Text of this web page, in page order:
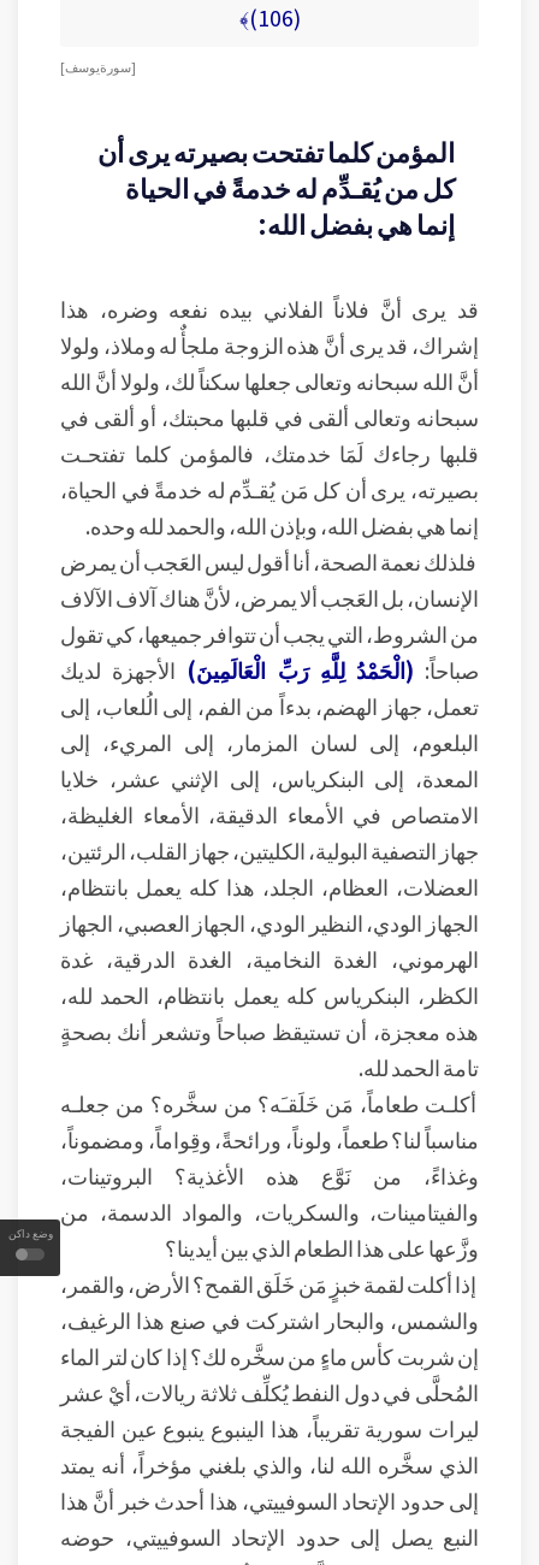
وضع داكن
(106)﴾
[ سورة يوسف ]
المؤمن كلما تفتحت بصيرته يرى أن
كل من يُقـدِّم له خدمةً في الحياة
إنما هي بفضل الله:
قد يرى أنَّ فلاناً الفلاني بيده نفعه وضره، هذا
إشراك، قد يرى أنَّ هذه الزوجة ملجأٌ له وملاذ، ولولا
أنَّ الله سبحانه وتعالى جعلها سكناً لك، ولولا أنَّ الله
سبحانه وتعالى ألقى في قلبها محبتك، أو ألقى في
قلبها رجاءك لَمَا خدمتك، فالمؤمن كلما تفتحـت
بصيرته، يرى أن كل مَن يُقـدِّم له خدمةً في الحياة،
إنما هي بفضل الله، وبإذن الله، والحمد لله وحده.
فلذلك نعمة الصحة، أنا أقول ليس العَجب أن يمرض
الإنسان، بل العَجب ألا يمرض، لأنَّ هناك آلاف الآلاف
من الشروط، التي يجب أن تتوافر جميعها، كي تقول
صباحاً: (الْحَمْدُ لِلَّهِ رَبِّ الْعَالَمِينَ) الأجهزة لديك
تعمل، جهاز الهضم، بدءاً من الفم، إلى الُلعاب، إلى
البلعوم، إلى لسان المزمار، إلى المريء، إلى
المعدة، إلى البنكرياس، إلى الإثني عشر، خلايا
الامتصاص في الأمعاء الدقيقة، الأمعاء الغليظة،
جهاز التصفية البولية، الكليتين، جهاز القلب، الرئتين،
العضلات، العظام، الجلد، هذا كله يعمل بانتظام،
الجهاز الودي، النظير الودي، الجهاز العصبي، الجهاز
الهرموني، الغدة النخامية، الغدة الدرقية، غدة
الكظر، البنكرياس كله يعمل بانتظام، الحمد لله،
هذه معجزة، أن تستيقظ صباحاً وتشعر أنك بصحةٍ
تامة الحمد لله.
أكلـت طعاماً، مَن خَلَقـَه؟ من سخَّره؟ من جعلـه
مناسباً لنا؟ طعماً، ولوناً، ورائحةً، وقِواماً، ومضموناً،
وغذاءً، من نَوَّع هذه الأغذية؟ البروتينات،
والفيتامينات، والسكريات، والمواد الدسمة، من
وزَّعها على هذا الطعام الذي بين أيدينا؟
إذا أكلت لقمة خبزٍ مَن خَلَق القمح؟ الأرض، والقمر،
والشمس، والبحار اشتركت في صنع هذا الرغيف،
إن شربت كأس ماءٍ من سخَّره لك؟ إذا كان لتر الماء
المُحلَّى في دول النفط يُكلِّف ثلاثة ريالات، أيْ عشر
ليرات سورية تقريباً، هذا الينبوع ينبوع عين الفيجة
الذي سخَّره الله لنا، والذي بلغني مؤخراً، أنه يمتد
إلى حدود الإتحاد السوفييتي، هذا أحدث خبر أنَّ هذا
النبع يصل إلى حدود الإتحاد السوفييتي، حوضه